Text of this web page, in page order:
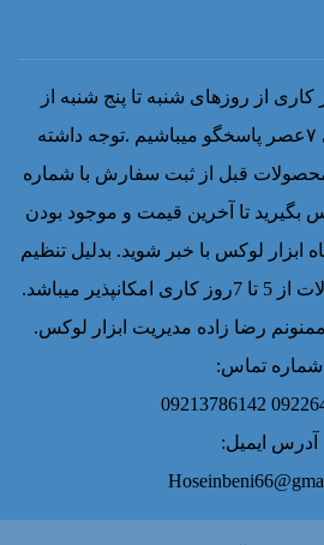
کالا از 5 تا 7 روز کاری از روزهای شنبه تا پنج شنبه از
ساعت کاری ۹صبح الی ۷عصر پاسخگو میباشیم .توجه داشته
محصولات قبل از ثبت سفارش با شماره
بگیرید تا آخرین قیمت و موجود بودن
لوکس با خبر شوید. بدلیل تنظیم
نبودن بازار ارسال محصولات از 5 تا 7روز کاری امکانپذیر میباشد.
رضا زاده مدیریت ابزار لوکس.
شماره تماس:
آدرس ایمیل: